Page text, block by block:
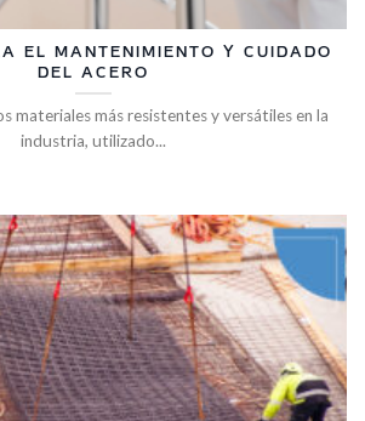
EL MANTENIMIENTO Y CUIDADO
DEL ACERO
materiales más resistentes y versátiles en la
industria, utilizado...